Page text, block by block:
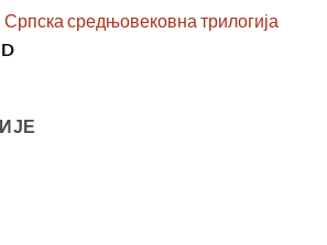
средњовековна трилогија